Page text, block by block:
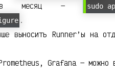
месяц — sudo
.
выносить Runner’ы на
Grafana — можно